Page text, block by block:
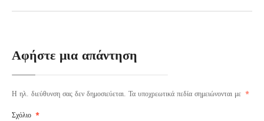
Αφήστε μια απάντηση
Η ηλ. διεύθυνση σας δεν δημοσιεύεται. Τα υποχρεωτικά πεδία σημειώνονται με *
Σχόλιο *